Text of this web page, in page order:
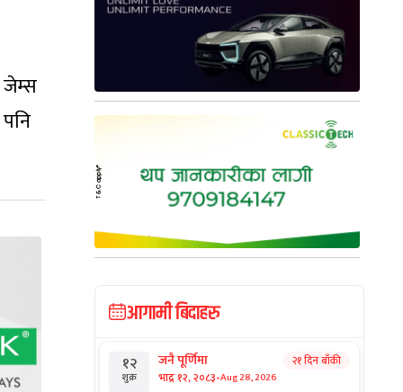
जेम्स
आगामी बिदाहरु
१२
शुक्र
जनै पूर्णिमा
भाद्र १२, २०८३-Aug 28, 2026
२१ दिन बाँकी